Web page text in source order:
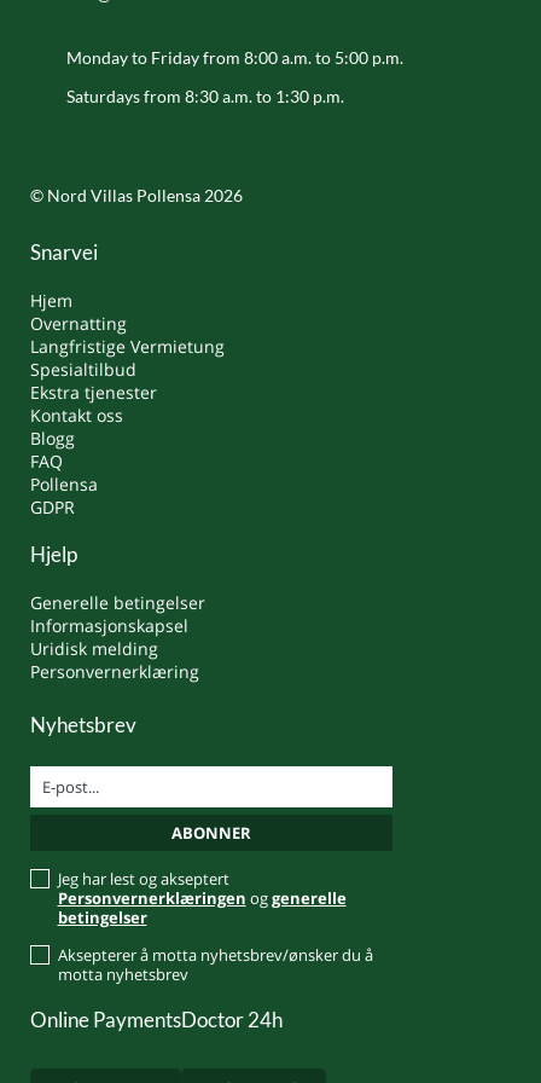
Monday to Friday from 8:00 a.m. to 5:00 p.m.
Saturdays from 8:30 a.m. to 1:30 p.m.
© Nord Villas Pollensa 2026
Snarvei
Hjem
Overnatting
Langfristige Vermietung
Spesialtilbud
Ekstra tjenester
Kontakt oss
Blogg
FAQ
Pollensa
GDPR
Hjelp
Generelle betingelser
Informasjonskapsel
Uridisk melding
Personvernerklæring
Nyhetsbrev
Jeg har lest og akseptert
Personvernerklæringen oggenerelle
betingelser
Aksepterer å motta nyhetsbrev/ønsker du å
motta nyhetsbrev
Online PaymentsDoctor 24h